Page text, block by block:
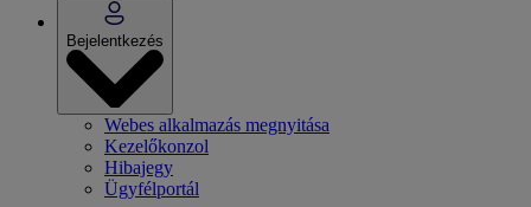
Bejelentkezés
Webes alkalmazás megnyitása
Kezelőkonzol
Hibajegy
Ügyfélportál